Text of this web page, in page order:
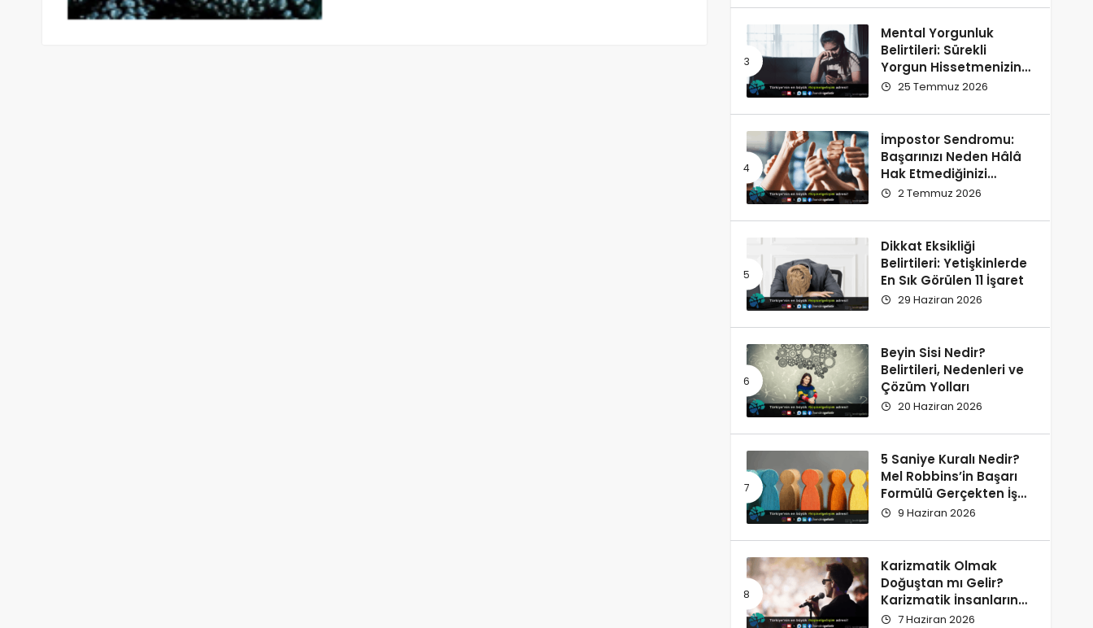
Mental Yorgunluk
Belirtileri: Sürekli
Yorgun Hissetmenizin
12 Olası Nedeni
25 Temmuz 2026
İmpostor Sendromu:
Başarınızı Neden Hâlâ
Hak Etmediğinizi
Düşünüyorsunuz?
2 Temmuz 2026
Dikkat Eksikliği
Belirtileri: Yetişkinlerde
En Sık Görülen 11 İşaret
29 Haziran 2026
Beyin Sisi Nedir?
Belirtileri, Nedenleri ve
Çözüm Yolları
20 Haziran 2026
5 Saniye Kuralı Nedir?
Mel Robbins’in Başarı
Formülü Gerçekten İşe
Yarıyor
9 Haziran 2026
Karizmatik Olmak
Doğuştan mı Gelir?
Karizmatik İnsanların
Ortak Özellikleri
7 Haziran 2026